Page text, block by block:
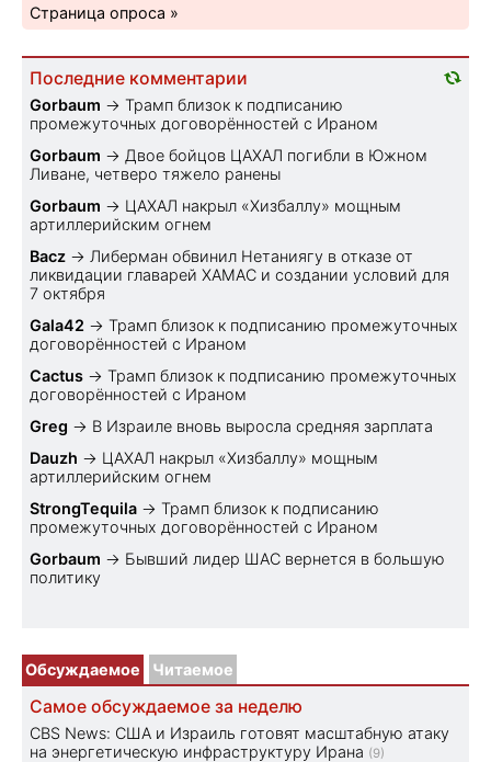
Страница опроса »
Последние комментарии
Gorbaum → Трамп близок к подписанию
промежуточных договорённостей с Ираном
Gorbaum → Двое бойцов ЦАХАЛ погибли в Южном
Ливане, четверо тяжело ранены
Gorbaum → ЦАХАЛ накрыл «Хизбаллу» мощным
артиллерийским огнем
Bacz → Либерман обвинил Нетаниягу в отказе от
ликвидации главарей ХАМАС и создании условий для
7 октября
Gala42 → Трамп близок к подписанию промежуточных
договорённостей с Ираном
Cactus → Трамп близок к подписанию промежуточных
договорённостей с Ираном
Greg → В Израиле вновь выросла средняя зарплата
Dauzh → ЦАХАЛ накрыл «Хизбаллу» мощным
артиллерийским огнем
StrongTequila → Трамп близок к подписанию
промежуточных договорённостей с Ираном
Gorbaum → Бывший лидер ШАС вернется в большую
политику
Обсуждаемое Читаемое
Самое обсуждаемое за неделю
CBS News: США и Израиль готовят масштабную атаку
на энергетическую инфраструктуру Ирана (9)